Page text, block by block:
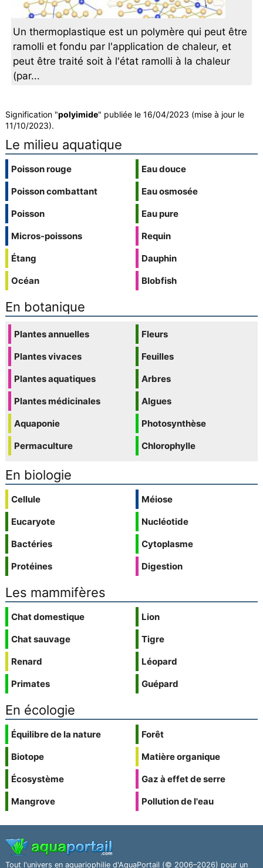
Un thermoplastique est un polymère qui peut être
ramolli et fondu par l'application de chaleur, et
peut être traité soit à l'état ramolli à la chaleur
(par...
Signification "polyimide" publiée le 16/04/2023 (mise à jour le
11/10/2023).
Le milieu aquatique
Poisson rouge
Poisson combattant
Poisson
Micros-poissons
Étang
Océan
Eau douce
Eau osmosée
Eau pure
Requin
Dauphin
Blobfish
En botanique
Plantes annuelles
Plantes vivaces
Plantes aquatiques
Plantes médicinales
Aquaponie
Permaculture
Fleurs
Feuilles
Arbres
Algues
Photosynthèse
Chlorophylle
En biologie
Cellule
Eucaryote
Bactéries
Protéines
Méiose
Nucléotide
Cytoplasme
Digestion
Les mammifères
Chat domestique
Chat sauvage
Renard
Primates
Lion
Tigre
Léopard
Guépard
En écologie
Équilibre de la nature
Biotope
Écosystème
Mangrove
Forêt
Matière organique
Gaz à effet de serre
Pollution de l'eau
Tout l'univers en aquariophilie d'AquaPortail (© 2006–2026) pour un